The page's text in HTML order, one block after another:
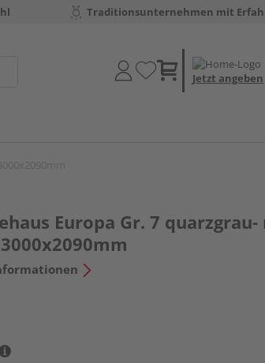
Traditionsunternehmen mit
Jetzt angeben
Europa Gr. 7